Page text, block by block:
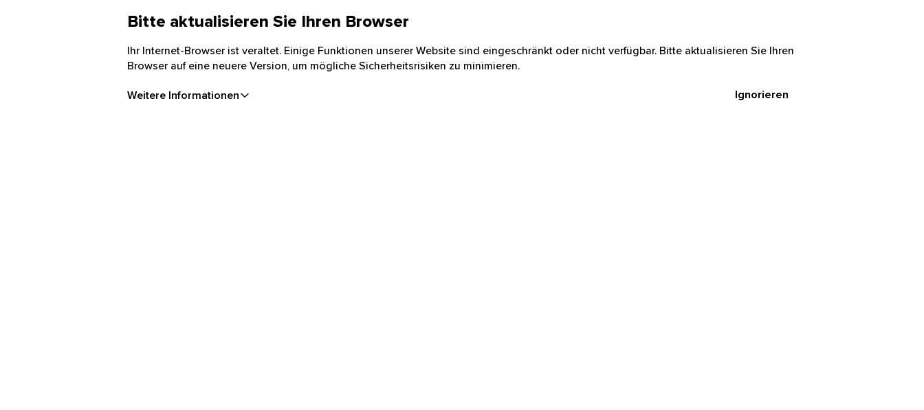
Bitte aktualisieren Sie Ihren Browser
Ihr Internet-Browser ist veraltet. Einige Funktionen unserer Website sind eingeschränkt oder nicht verfügbar. Bitte aktualisieren Sie Ihren
Browser auf eine neuere Version, um mögliche Sicherheitsrisiken zu minimieren.
Weitere Informationen Ignorieren